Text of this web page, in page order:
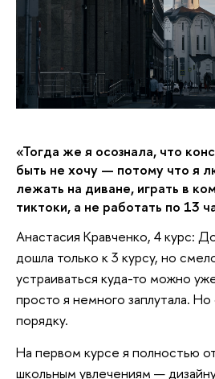
«Тогда же я осознала, что
быть не хочу — потому что я
лежать на диване, играть в
тиктоки, а не работать по 13
Анастасия Кравченко, 4 курс:
дошла только к 3 курсу, но
устраиваться куда-то можно
просто я немного заплутала.
порядку.
На первом курсе я полностью
школьным увлечениям —